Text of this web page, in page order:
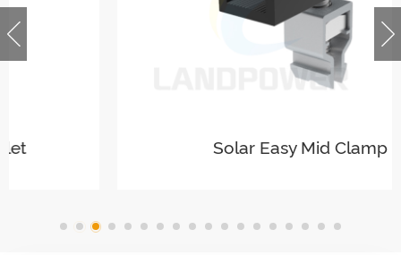
Solar Easy Mid Clamp